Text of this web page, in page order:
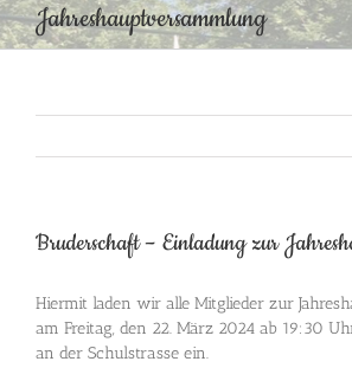
Jahreshauptversammlung
Bruderschaft – Einladung zur
Hiermit laden wir alle Mitglieder zur
am Freitag, den 22. März 2024 ab 19:30
an der Schulstrasse ein.